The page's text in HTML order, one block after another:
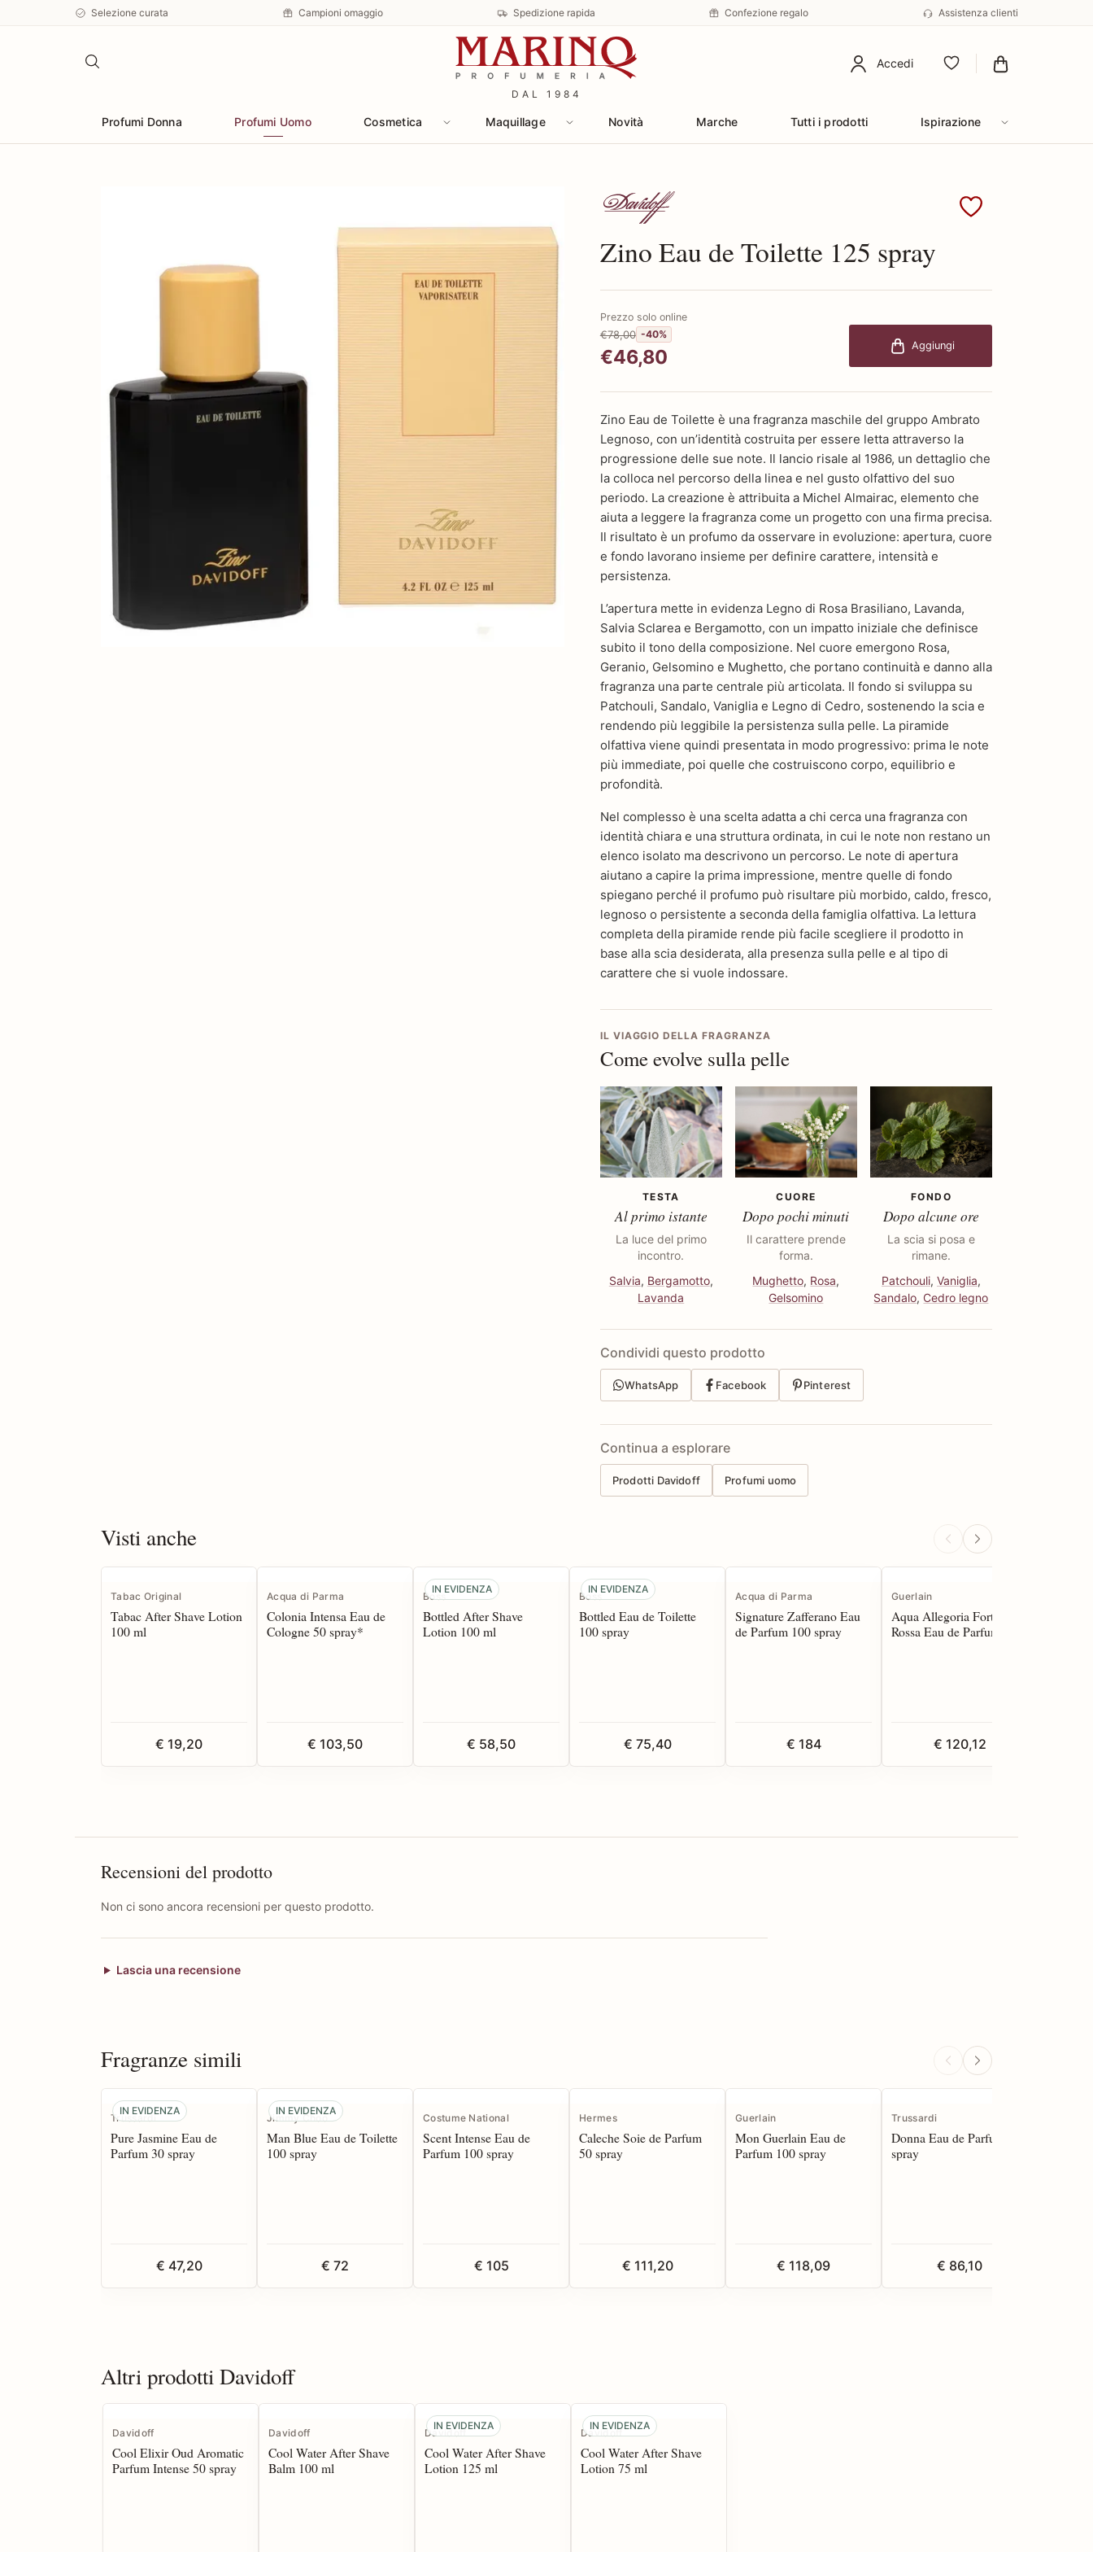
Selezione curata Campioni omaggio Spedizione rapida Confezione regalo Assistenza clienti
DAL 1984
Accedi
Preferiti
Profumi Donna Profumi Uomo Cosmetica Maquillage Novità Marche Tutti i prodotti Ispirazione
Scopri i prodotti Davidoff
Zino Eau de Toilette 125 spray
Prezzo solo online
€78,00 -40%
€46,80 Aggiungi
Zino Eau de Toilette è una fragranza maschile del gruppo Ambrato
Legnoso, con un’identità costruita per essere letta attraverso la
progressione delle sue note. Il lancio risale al 1986, un dettaglio che
la colloca nel percorso della linea e nel gusto olfattivo del suo
periodo. La creazione è attribuita a Michel Almairac, elemento che
aiuta a leggere la fragranza come un progetto con una firma precisa.
Il risultato è un profumo da osservare in evoluzione: apertura, cuore
e fondo lavorano insieme per definire carattere, intensità e
persistenza.
L’apertura mette in evidenza Legno di Rosa Brasiliano, Lavanda,
Salvia Sclarea e Bergamotto, con un impatto iniziale che definisce
subito il tono della composizione. Nel cuore emergono Rosa,
Geranio, Gelsomino e Mughetto, che portano continuità e danno alla
fragranza una parte centrale più articolata. Il fondo si sviluppa su
Patchouli, Sandalo, Vaniglia e Legno di Cedro, sostenendo la scia e
rendendo più leggibile la persistenza sulla pelle. La piramide
olfattiva viene quindi presentata in modo progressivo: prima le note
più immediate, poi quelle che costruiscono corpo, equilibrio e
profondità.
Nel complesso è una scelta adatta a chi cerca una fragranza con
identità chiara e una struttura ordinata, in cui le note non restano un
elenco isolato ma descrivono un percorso. Le note di apertura
aiutano a capire la prima impressione, mentre quelle di fondo
spiegano perché il profumo può risultare più morbido, caldo, fresco,
legnoso o persistente a seconda della famiglia olfattiva. La lettura
completa della piramide rende più facile scegliere il prodotto in
base alla scia desiderata, alla presenza sulla pelle e al tipo di
carattere che si vuole indossare.
IL VIAGGIO DELLA FRAGRANZA
Come evolve sulla pelle
TESTA
Al primo istante
La luce del primo
incontro.
Salvia, Bergamotto,
Lavanda
CUORE
Dopo pochi minuti
Il carattere prende
forma.
Mughetto, Rosa,
Gelsomino
FONDO
Dopo alcune ore
La scia si posa e
rimane.
Patchouli, Vaniglia,
Sandalo, Cedro legno
Condividi questo prodotto
WhatsApp Facebook Pinterest
Continua a esplorare
Prodotti Davidoff Profumi uomo
Visti anche
Tabac Original
Tabac After Shave Lotion
100 ml
€ 19,20
Acqua di Parma
Colonia Intensa Eau de
Cologne 50 spray*
€ 103,50
IN EVIDENZA
Boss
Bottled After Shave
Lotion 100 ml
€ 58,50
IN EVIDENZA
Boss
Bottled Eau de Toilette
100 spray
€ 75,40
Acqua di Parma
Signature Zafferano Eau
de Parfum 100 spray
€ 184
Guerlain
Aqua Allegoria Forte Rosa
Rossa Eau de Parfum 125
€ 120,12
Recensioni del prodotto
Non ci sono ancora recensioni per questo prodotto.
Lascia una recensione
Fragranze simili
IN EVIDENZA
Trussardi
Pure Jasmine Eau de
Parfum 30 spray
€ 47,20
IN EVIDENZA
Jimmy Choo
Man Blue Eau de Toilette
100 spray
€ 72
Costume National
Scent Intense Eau de
Parfum 100 spray
€ 105
Hermes
Caleche Soie de Parfum
50 spray
€ 111,20
Guerlain
Mon Guerlain Eau de
Parfum 100 spray
€ 118,09
Trussardi
Donna Eau de Parfum 100
spray
€ 86,10
Altri prodotti Davidoff
Davidoff
Cool Elixir Oud Aromatic
Parfum Intense 50 spray
Davidoff
Cool Water After Shave
Balm 100 ml
IN EVIDENZA
Davidoff
Cool Water After Shave
Lotion 125 ml
IN EVIDENZA
Davidoff
Cool Water After Shave
Lotion 75 ml